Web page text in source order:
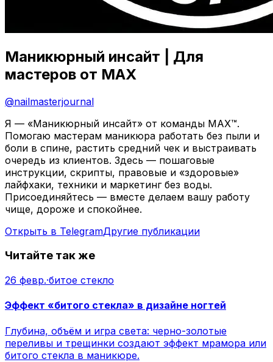
Маникюрный инсайт | Для
мастеров от MAX
@nailmasterjournal
Я — «Маникюрный инсайт» от команды MAX™.
Помогаю мастерам маникюра работать без пыли и
боли в спине, растить средний чек и выстраивать
очередь из клиентов. Здесь — пошаговые
инструкции, скрипты, правовые и «здоровые»
лайфхаки, техники и маркетинг без воды.
Присоединяйтесь — вместе делаем вашу работу
чище, дороже и спокойнее.
Открыть в TelegramДругие публикации
Читайте так же
26 февр.·битое стекло
Эффект «битого стекла» в дизайне ногтей
Глубина, объём и игра света: черно-золотые
переливы и трещинки создают эффект мрамора или
битого стекла в маникюре.